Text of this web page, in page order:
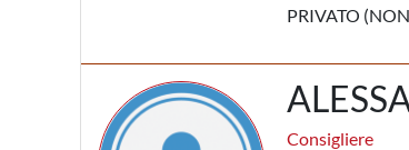
PRIVATO
Consigliere